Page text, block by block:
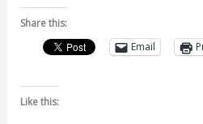
Share this:
Email
Like this: